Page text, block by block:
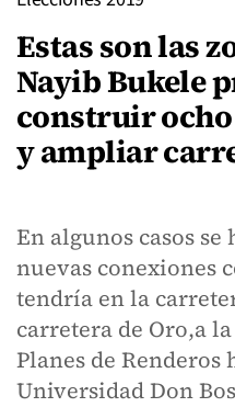
Estas son las
Nayib Bukele
construir ocho
y ampliar
En algunos casos se
nuevas conexiones
tendría en la
carretera de Oro,a
Planes de Renderos
Universidad Don